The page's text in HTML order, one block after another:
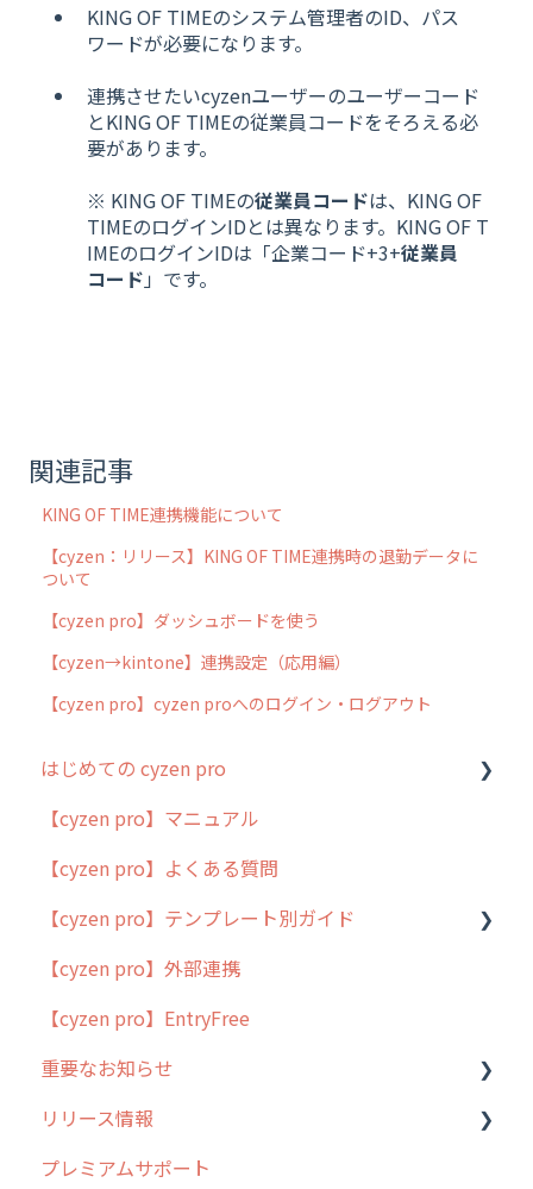
KING OF TIMEのシステム管理者のID、パス
ワードが必要になります。
連携させたいcyzenユーザーのユーザーコード
とKING OF TIMEの従業員コードをそろえる必
要があります。
※ KING OF TIMEの従業員コードは、KING OF
TIMEのログインIDとは異なります。 KING OF T
IMEのログインIDは「企業コード+3+従業員
コード 」です。
関連記事
KING OF TIME連携機能について
【cyzen：リリース】KING OF TIME連携時の退勤データに
ついて
【cyzen pro】ダッシュボードを使う
【cyzen→kintone】連携設定（応用編）
【cyzen pro】cyzen proへのログイン・ログアウト
はじめての cyzen pro
cyzen pro とは？
簡易マニュアル
cyzen proの位置情報取得について
用語集
よくある質問
【cyzen pro】マニュアル
【cyzen pro】よくある質問
【cyzen pro】テンプレート別ガイド
ポスティング
ラウンダー
メンテナンス
外廻り営業
清掃
【cyzen pro】外部連携
【cyzen pro】EntryFree
重要なお知らせ
過去の重要なお知らせ
障害情報
リリース情報
リリース
プレミアムサポート